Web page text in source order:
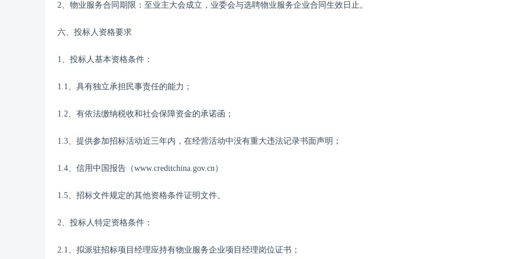
2、物业服务合同期限：至业主大会成立，业委会与选聘物业服务企业合同生效日止。
六、投标人资格要求
1、投标人基本资格条件：
1.1、具有独立承担民事责任的能力；
1.2、有依法缴纳税收和社会保障资金的承诺函 ；
1.3、提供参加招标活动近三年内，在经营活动中没有重大违法记录书面声明；
1.4、信用中国报告（www.creditchina.gov.cn）
1.5、招标文件规定的其他资格条件证明文件。
2、投标人特定资格条件：
2.1、 拟派驻招标项目经理应持有物业服务企业项目经理岗位证书；